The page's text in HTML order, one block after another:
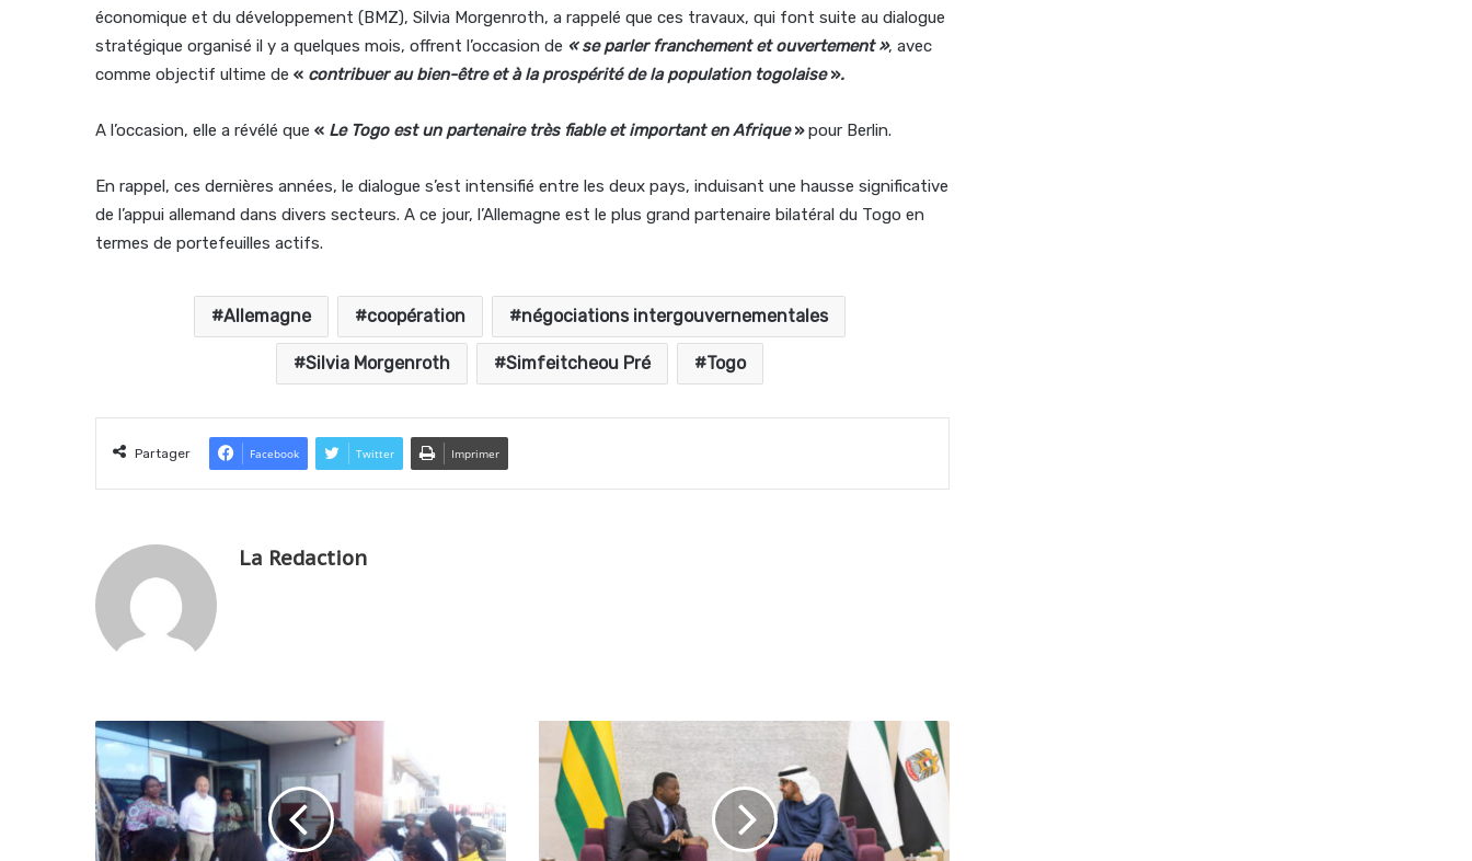
économique et du développement (BMZ), Silvia Morgenroth, a rappelé que ces travaux, qui font suite au dialogue
stratégique organisé il y a quelques mois, offrent l’occasion de «se parler franchement et ouvertement», avec
comme objectif ultime de « contribuer au bien-être et à la prospérité de la population togolaise ».
A l’occasion, elle a révélé que « Le Togo est un partenaire très fiable et important en Afrique »pour Berlin.
En rappel, ces dernières années, le dialogue s’est intensifié entre les deux pays, induisant une hausse significative
de l’appui allemand dans divers secteurs. A ce jour, l’Allemagne est le plus grand partenaire bilatéral du Togo en
termes de portefeuilles actifs.
Allemagne coopération négociations intergouvernementales
Silvia Morgenroth Simfeitcheou Pré Togo
Partager Facebook Twitter Imprimer
La Redaction